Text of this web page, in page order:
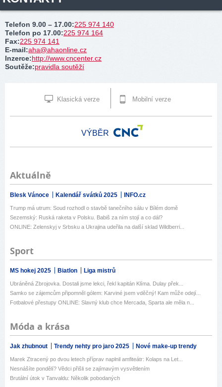
Telefon 9.00 – 17.00:225 974 140
Telefon po 17.00:225 974 164
Fax:225 974 141
E-mail:aha@ahaonline.cz
Inzerce:http://www.cncenter.cz
Soutěže:pravidla soutěží
Klasická verze Mobilní verze
VÝBĚR
Aktuálně
Blesk Vánoce Kalendář svátků 2025 INFO.cz
Trump má utrum: Soud rozhodl o stavbě tanečního sálu v Bílém domě
Sezemský: Ruská raketa v Polsku. Babiš za ním stojí a co dál?
ONLINE: Zelenskyj v Srbsku a Ukrajina udeřila na další sklad Wildberri...
Sport
MS hokej 2025 Biatlon Liga mistrů
Ubráněná Zbrojovka. Dostali jsme lekci, řekl kapitán Klíma. Dulay přek...
Samko se zájemcům připomněl gólem: Karviné jsem vděčný! Kam může odejí...
Fotbalové přestupy ONLINE: Slavný klub chce Mercada, Sparta ale měla n...
Móda a krása
Jak zhubnout Trendy nehty pro jaro 2025 Nové make-up trendy
Marek Ztracený po dvou letech příprav naplnil amfiteátr: Kolaps na Let...
Nesnášíte pondělí? Vědci přišli se zajímavým vysvětlením
Brutální útok v Tanvaldu: Několik pobodaných